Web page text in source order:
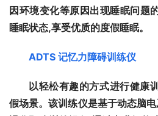
因环境变化等原因出现睡眠问题
睡眠状态,享受优质的度假睡眠。
ADTS 记忆力障碍训练仪
以轻松有趣的方式进行健康
假场景。该训练仪是基于动态脑